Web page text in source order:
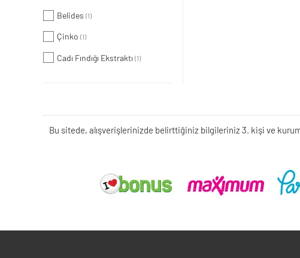
Belides (1)
Çinko (1)
Cadı Fındığı Ekstraktı (1)
Bu sitede, alışverişlerinizde belirttiğiniz bilgileriniz 3. kişi ve